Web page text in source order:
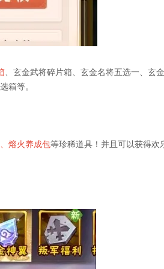
、玄金武将碎片箱、玄金名将五选一、玄金
箱等。
熔火养成包等珍稀道具！并且可以获得欢